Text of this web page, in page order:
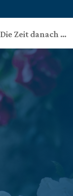
Die Zeit danach …